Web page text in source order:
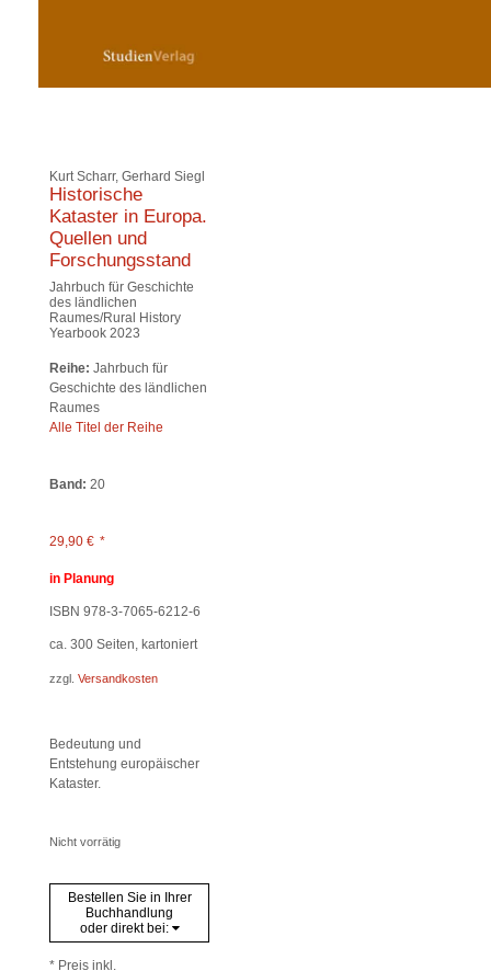
Kurt Scharr, Gerhard Siegl
Historische
Kataster in Europa.
Quellen und
Forschungsstand
Jahrbuch für Geschichte
des ländlichen
Raumes/Rural History
Yearbook 2023
Reihe: Jahrbuch für
Geschichte des ländlichen
Raumes
Alle Titel der Reihe
Band: 20
29,90 € *
in Planung
ISBN 978-3-7065-6212-6
ca. 300 Seiten, kartoniert
zzgl. Versandkosten
Bedeutung und
Entstehung europäischer
Kataster.
Nicht vorrätig
Bestellen Sie in Ihrer
Buchhandlung
oder direkt bei:
* Preis inkl.